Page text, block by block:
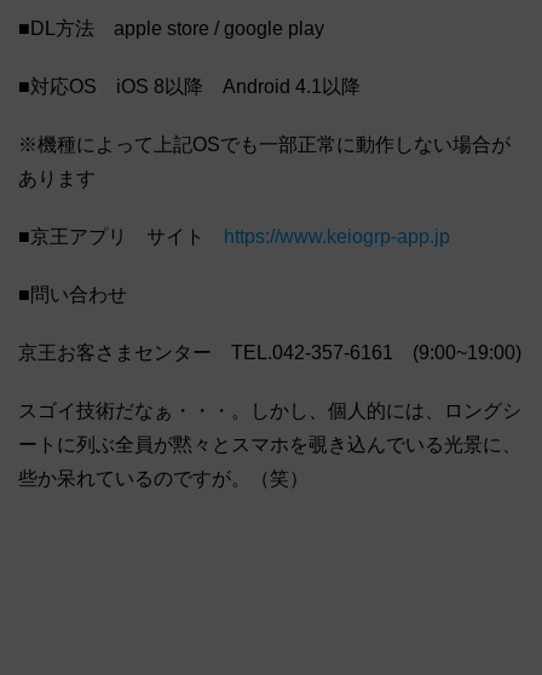
■DL方法 apple store / google play
■対応OS iOS 8以降 Android 4.1以降
※機種によって上記OSでも一部正常に動作しない場合が
あります
■京王アプリ サイト https://www.keiogrp-app.jp
■問い合わせ
京王お客さまセンター TEL.042-357-6161 (9:00~19:00)
スゴイ技術だなぁ・・・。しかし、個人的には、ロングシ
ートに列ぶ全員が黙々とスマホを覗き込んでいる光景に、
些か呆れているのですが。（笑）